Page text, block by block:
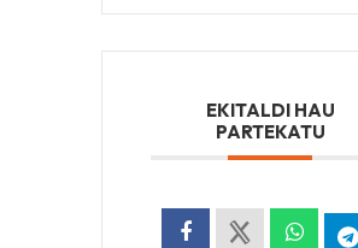
EKITALDI HAU
PARTEKATU